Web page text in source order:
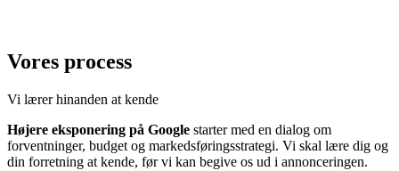
Vores process
Vi lærer hinanden at kende
Højere eksponering på Google starter med en dialog om
forventninger, budget og markedsføringsstrategi. Vi skal lære dig og
din forretning at kende, før vi kan begive os ud i annonceringen.